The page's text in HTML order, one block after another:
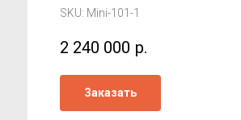
SKU: Mini-101-1
2 240 000 р.
Заказать